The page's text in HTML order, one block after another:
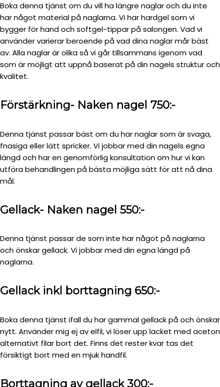
Boka denna tjänst om du vill ha längre naglar och du inte
har något material på naglarna. Vi har hardgel som vi
bygger för hand och softgel-tippar på salongen. Vad vi
använder varierar beroende på vad dina naglar mår bäst
av. Alla naglar är olika så vi går tillsammans igenom vad
som är möjligt att uppnå baserat på din nagels struktur och
kvalitet.
Förstärkning- Naken nagel 750:-
Denna tjänst passar bäst om du har naglar som är svaga,
fnasiga eller lätt spricker. Vi jobbar med din nagels egna
längd och har en genomförlig konsultation om hur vi kan
utföra behandlingen på bästa möjliga sätt för att nå dina
mål.
Gellack- Naken nagel 550:-
Denna tjänst passar de som inte har något på naglarna
och önskar gellack. Vi jobbar med din egna längd på
naglarna.
Gellack inkl borttagning 650:-
Boka denna tjänst ifall du har gammal gellack på och önskar
nytt. Använder mig ej av elfil, vi löser upp lacket med aceton
alternativt filar bort det. Finns det rester kvar tas det
försiktigt bort med en mjuk handfil.
Borttagning av gellack 300:-